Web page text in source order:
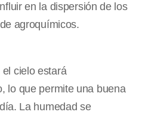
en la dispersión de los
agroquímicos.
cielo estará
lo que permite una buena
La humedad se